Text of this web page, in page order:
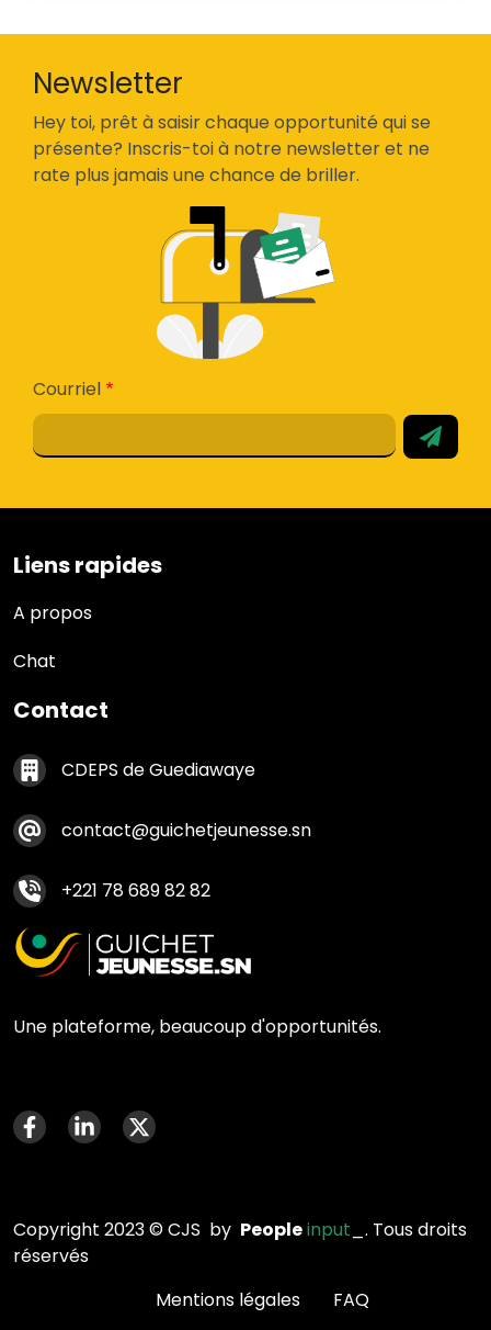
Newsletter
Hey toi, prêt à saisir chaque opportunité qui se
présente? Inscris-toi à notre newsletter et ne
rate plus jamais une chance de briller.
Courriel
Liens rapides
Liens rapides
A propos
Chat
Contact
Contact footer
CDEPS de Guediawaye
contact@guichetjeunesse.sn
+221 78 689 82 82
Une plateforme, beaucoup d'opportunités.
Menu social media
Copyright 2023 © CJS by Peopleinput _. Tous droits
réservés
FAQ
Mentions légales